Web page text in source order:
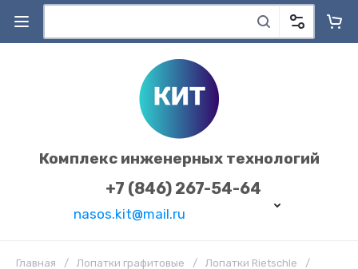
Комплекс инженерных технологий
+7 (846) 267-54-64
nasos.kit@mail.ru
Главная / Лопатки графитовые / Лопатки Rietschle
/